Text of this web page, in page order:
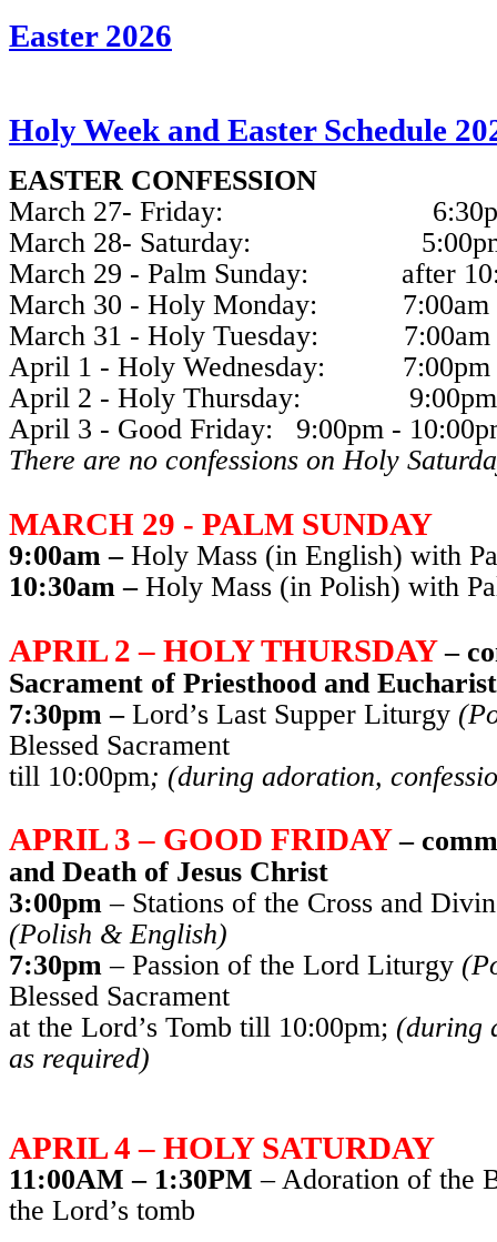
Easter 2026
Holy Week and Easter Schedule
EASTER CONFESSION
March 27- Friday: 6:30pm
March 28- Saturday: 5:00pm
March 29 - Palm Sunday: after
March 30 - Holy Monday: 7:00am -
March 31 - Holy Tuesday: 7:00am
April 1 - Holy Wednesday: 7:00pm
April 2 - Holy Thursday: 9:00pm
April 3 - Good Friday: 9:00pm -
There are no confessions on Holy
MARCH 29 - PALM SUNDAY
9:00am – Holy Mass (in English) with
10:30am – Holy Mass (in Polish) with
APRIL 2 – HOLY THURSDAY –
Sacrament of Priesthood and Eucharist
7:30pm – Lord’s Last Supper Liturgy
Blessed Sacrament
till 10:00pm; (during adoration,
APRIL 3 – GOOD FRIDAY–
and Death of Jesus Christ
3:00pm – Stations of the Cross and
(Polish & English)
7:30pm– Passion of the Lord Liturgy
Blessed Sacrament
at the Lord’s Tomb till 10:00pm; (during
as required)
APRIL 4 – HOLY SATURDAY
11:00AM – 1:30PM– Adoration of the
the Lord’s tomb